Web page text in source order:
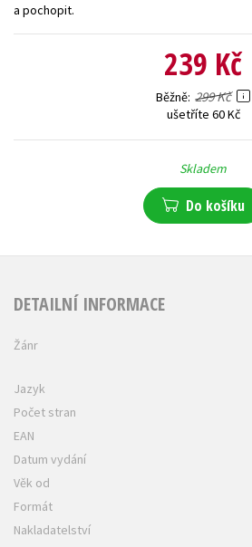
a pochopit.
239 Kč
Běžně 299 Kč
ušetříte 60 Kč
Skladem
Do košíku
DETAILNÍ INFORMACE
Žánr
Jazyk
Počet stran
EAN
Datum vydání
Věk od
Formát
Nakladatelství